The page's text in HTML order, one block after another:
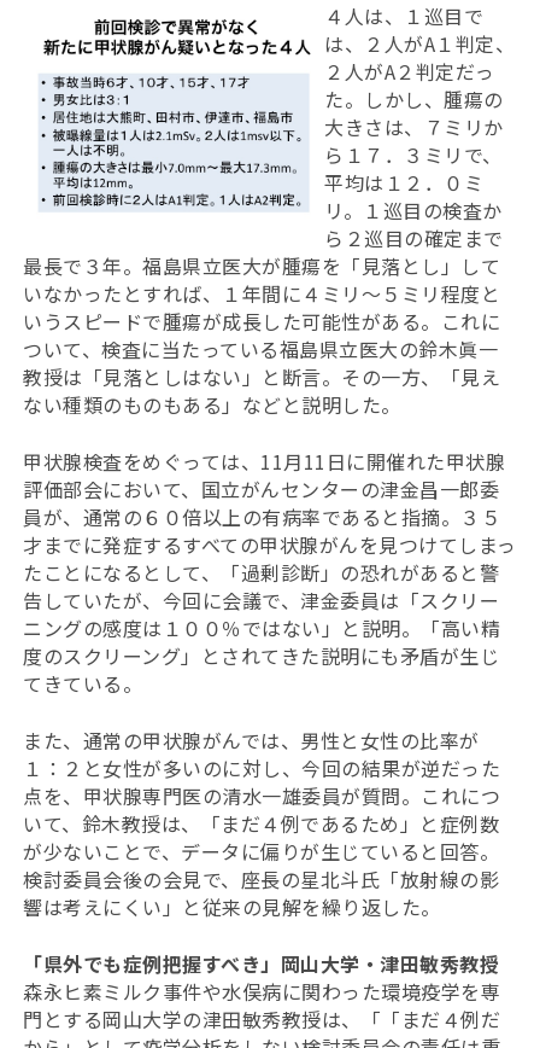
４人は、１巡目で
は、２人がA１判定、
２人がA２判定だっ
た。しかし、腫瘍の
大きさは、７ミリか
ら１７．３ミリで、
平均は１２．０ミ
リ。１巡目の検査か
ら２巡目の確定まで
最長で３年。福島県立医大が腫瘍を「見落とし」して
いなかったとすれば、１年間に４ミリ〜５ミリ程度と
いうスピードで腫瘍が成長した可能性がある。これに
ついて、検査に当たっている福島県立医大の鈴木眞一
教授は「見落としはない」と断言。その一方、「見え
ない種類のものもある」などと説明した。
甲状腺検査をめぐっては、11月11日に開催れた甲状腺
評価部会において、国立がんセンターの津金昌一郎委
員が、通常の６０倍以上の有病率であると指摘。３５
才までに発症するすべての甲状腺がんを見つけてしまっ
たことになるとして、「過剰診断」の恐れがあると警
告していたが、今回に会議で、津金委員は「スクリー
ニングの感度は１００％ではない」と説明。「高い精
度のスクリーング」とされてきた説明にも矛盾が生じ
てきている。
また、通常の甲状腺がんでは、男性と女性の比率が
１：２と女性が多いのに対し、今回の結果が逆だった
点を、甲状腺専門医の清水一雄委員が質問。これにつ
いて、鈴木教授は、「まだ４例であるため」と症例数
が少ないことで、データに偏りが生じていると回答。
検討委員会後の会見で、座長の星北斗氏「放射線の影
響は考えにくい」と従来の見解を繰り返した。
「県外でも症例把握すべき」岡山大学・津田敏秀教授
森永ヒ素ミルク事件や水俣病に関わった環境疫学を専
門とする岡山大学の津田敏秀教授は、「「まだ４例だ